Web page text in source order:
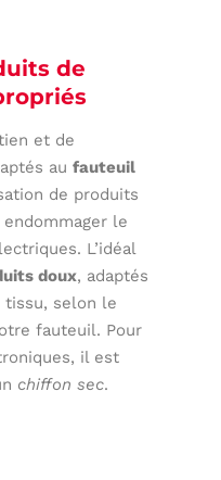
de
et de
aufauteuil
de produits
le
L’idéal
doux, adaptés
tissu, selon le
fauteuil. Pour
il est
chiffon sec.